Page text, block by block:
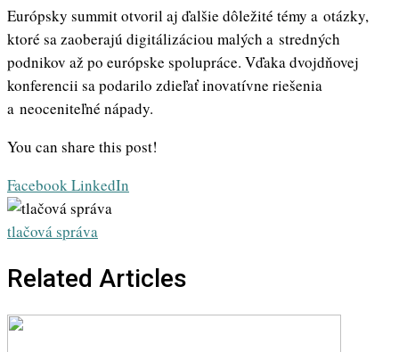
Európsky summit otvoril aj ďalšie dôležité témy a otázky,
ktoré sa zaoberajú digitálizáciou malých a stredných
podnikov až po európske spolupráce. Vďaka dvojdňovej
konferencii sa podarilo zdieľať inovatívne riešenia
a neoceniteľné nápady.
You can share this post!
FacebookLinkedIn
tlačová správa
Related Articles